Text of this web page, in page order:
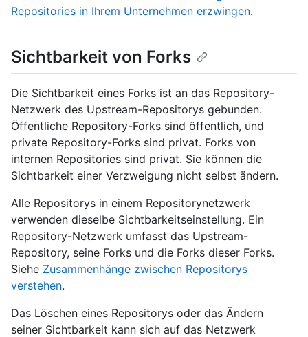
Repositories in Ihrem Unternehmen erzwingen.
Sichtbarkeit von Forks
Die Sichtbarkeit eines Forks ist an das Repository-
Netzwerk des Upstream-Repositorys gebunden.
Öffentliche Repository-Forks sind öffentlich, und
private Repository-Forks sind privat. Forks von
internen Repositories sind privat. Sie können die
Sichtbarkeit einer Verzweigung nicht selbst ändern.
Alle Repositorys in einem Repositorynetzwerk
verwenden dieselbe Sichtbarkeitseinstellung. Ein
Repository-Netzwerk umfasst das Upstream-
Repository, seine Forks und die Forks dieser Forks.
Siehe Zusammenhänge zwischen Repositorys
verstehen.
Das Löschen eines Repositorys oder das Ändern
seiner Sichtbarkeit kann sich auf das Netzwerk